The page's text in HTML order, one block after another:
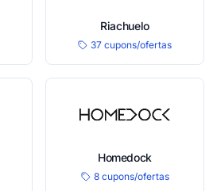
Riachuelo
37 cupons/ofertas
Homedock
8 cupons/ofertas